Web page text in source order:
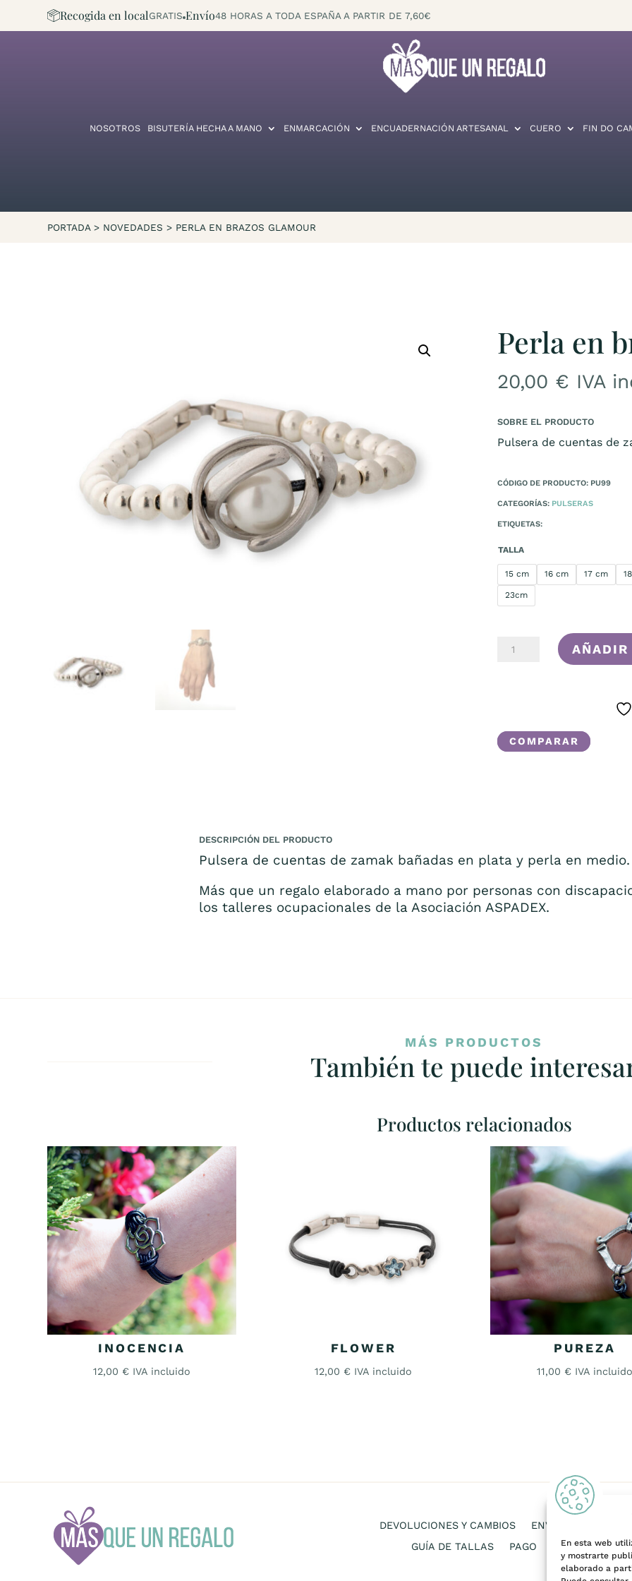
En esta web
y mostrarte
elaborado a
Recogida en localGRATIS Envío48 HORAS A TODA ESPAÑA A PARTIR DE 7,60€
NOSOTROS BISUTERÍA HECHA A MANO ENMARCACIÓN ENCUADERNACIÓN ARTESANAL CUERO FIN DO
PORTADA > NOVEDADES > PERLA EN BRAZOS GLAMOUR
Perla en
20,00 € IVA
SOBRE EL PRODUCTO
Pulsera de cuentas de
CÓDIGO DE PRODUCTO: PU99
CATEGORÍAS: PULSERAS
ETIQUETAS:
TALLA
15 cm 16 cm 17 cm
23cm
PERLA
COMPARAR
DESCRIPCIÓN DEL PRODUCTO
Pulsera de cuentas de zamak bañadas en plata y perla en medio.
Más que un regalo elaborado a mano por personas con
los talleres ocupacionales de la Asociación ASPADEX.
MÁS PRODUCTOS
También te puede
Productos relacionados
INOCENCIA
12,00 € IVA incluido
FLOWER
12,00 € IVA incluido
PUREZA
11,00 € IVA incluido
DEVOLUCIONES Y CAMBIOS
ENVÍOS
GUÍA DE TALLAS
PAGO